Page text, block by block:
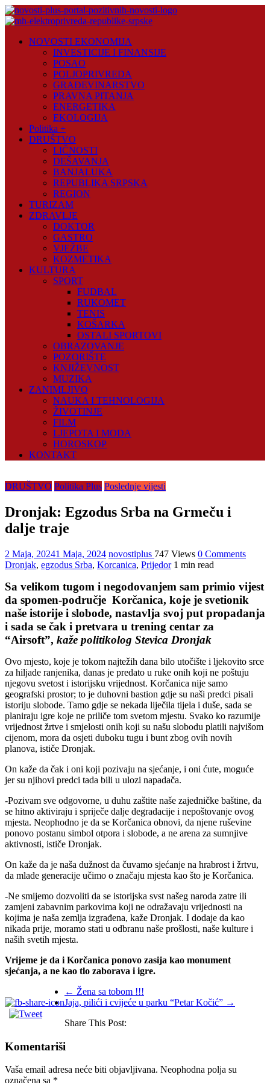
Skip
to
Plus
NOVOSTI EKONOMIJA
INVESTICIJE I FINANSIJE
POSAO
POLJOPRIVREDA
GRAĐEVINARSTVO
PRAVNA PITANJA
ENERGETIKA
EKOLOGIJA
Politika +
DRUŠTVO
LIČNOSTI
DEŠAVANJA
BANJALUKA
REPUBLIKA SRPSKA
REGION
TURIZAM
ZDRAVLJE
DOKTOR
GASTRO
VJEŽBE
KOZMETIKA
KULTURA
SPORT
FUDBAL
RUKOMET
TENIS
KOŠARKA
OSTALI SPORTOVI
OBRAZOVANJE
POZORIŠTE
KNJIŽEVNOST
MUZIKA
ZANIMLJIVO
NAUKA I TEHNOLOGIJA
ŽIVOTINJE
FILM
LJEPOTA I MODA
HOROSKOP
KONTAKT
DRUŠTVO Politika Plus Poslednje vijesti
Dronjak: Egzodus Srba na Grmeču i
dalje traje
2 Maja, 20241 Maja, 2024 novostiplus 747 Views 0 Comments
Dronjak, egzodus Srba, Korcanica, Prijedor 1 min read
Sa velikom tugom i negodovanjem sam primio vijest
da spomen-područje Korčanica, koje je svetionik
naše istorije i slobode, nastavlja svoj put propadanja
i sada se čak i pretvara u trening centar za
“Airsoft”, kaže politikolog Stevica Dronjak
Ovo mjesto, koje je tokom najtežih dana bilo utočište i ljekovito srce
za hiljade ranjenika, danas je predato u ruke onih koji ne poštuju
njegovu svetost i istorijsku vrijednost. Korčanica nije samo
geografski prostor; to je duhovni bastion gdje su naši predci pisali
istoriju slobode. Tamo gdje se nekada liječila tijela i duše, sada se
planiraju igre koje ne priliče tom svetom mjestu. Svako ko razumije
vrijednost žrtve i smjelosti onih koji su našu slobodu platili najvišom
cijenom, mora da osjeti duboku tugu i bunt zbog ovih novih
planova, ističe Dronjak.
On kaže da čak i oni koji pozivaju na sjećanje, i oni ćute, moguće
jer su njihovi predci tada bili u ulozi napadača.
-Pozivam sve odgovorne, u duhu zaštite naše zajedničke baštine, da
se hitno aktiviraju i spriječe dalje degradacije i nepoštovanje ovog
mjesta. Neophodno je da se Korčanica obnovi, da njene ruševine
ponovo postanu simbol otpora i slobode, a ne arena za sumnjive
aktivnosti, ističe Dronjak.
On kaže da je naša dužnost da čuvamo sjećanje na hrabrost i žrtvu,
da mlade generacije učimo o značaju mjesta kao što je Korčanica.
-Ne smijemo dozvoliti da se istorijska svst našeg naroda zatre ili
zamjeni zabavnim parkovima koji ne odražavaju vrijednosti na
kojima je naša zemlja izgrađena, kaže Dronjak. I dodaje da kao
nikada prije, moramo stati u odbranu naše prošlosti, naše kulture i
naših svetih mjesta.
Vrijeme je da i Korčanica ponovo zasija kao monument
sjećanja, a ne kao tlo zaborava i igre.
← Žena sa tobom !!!
Jaja, pilići i cvijeće u parku “Petar Kočić” →
Share This Post:
Komentariši
Vaša email adresa neće biti objavljivana. Neophodna polja su
označena sa *